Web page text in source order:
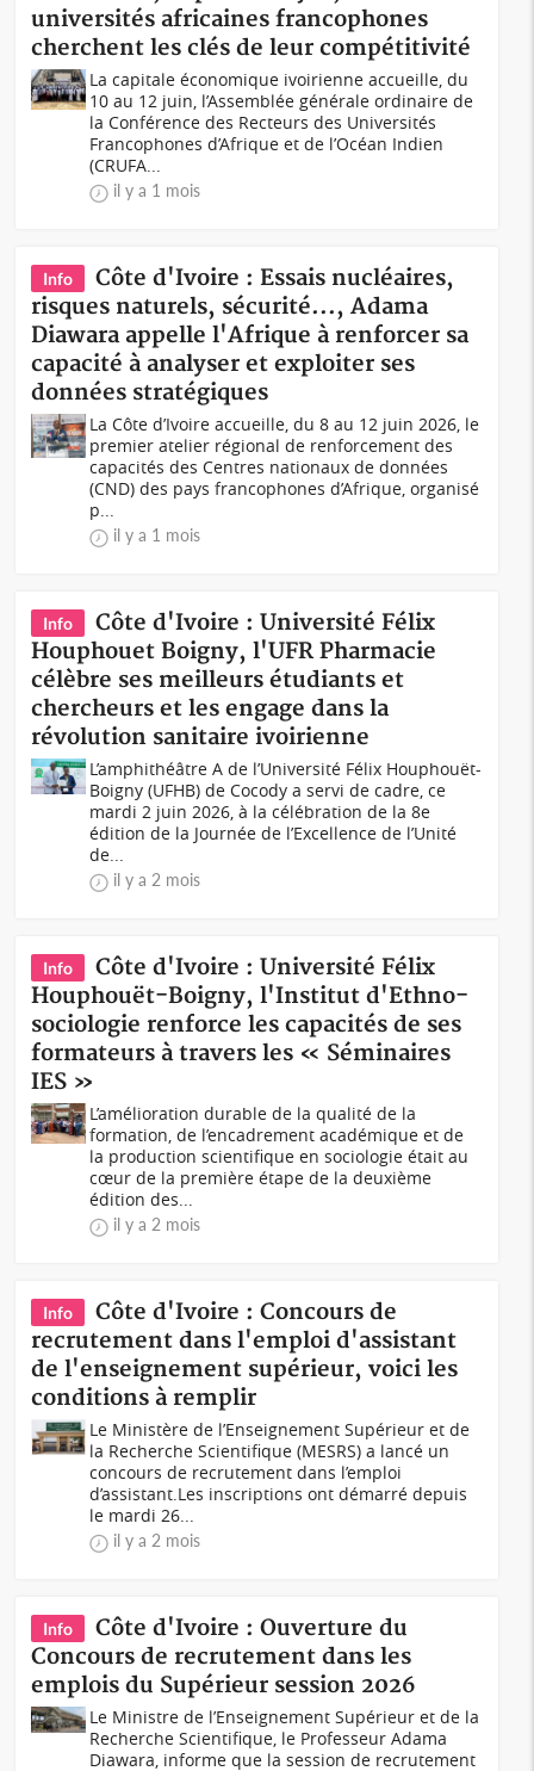
universités africaines francophones
cherchent les clés de leur compétitivité
La capitale économique ivoirienne accueille, du
10 au 12 juin, l’Assemblée générale ordinaire de
la Conférence des Recteurs des Universités
Francophones d’Afrique et de l’Océan Indien
(CRUFA...
il y a 1 mois
Info
Côte d'Ivoire : Essais nucléaires,
risques naturels, sécurité..., Adama
Diawara appelle l'Afrique à renforcer sa
capacité à analyser et exploiter ses
données stratégiques
La Côte d’Ivoire accueille, du 8 au 12 juin 2026, le
premier atelier régional de renforcement des
capacités des Centres nationaux de données
(CND) des pays francophones d’Afrique, organisé
p...
il y a 1 mois
Info
Côte d'Ivoire : Université Félix
Houphouet Boigny, l'UFR Pharmacie
célèbre ses meilleurs étudiants et
chercheurs et les engage dans la
révolution sanitaire ivoirienne
L’amphithéâtre A de l’Université Félix Houphouët-
Boigny (UFHB) de Cocody a servi de cadre, ce
mardi 2 juin 2026, à la célébration de la 8e
édition de la Journée de l’Excellence de l’Unité
de...
il y a 2 mois
Info
Côte d'Ivoire : Université Félix
Houphouët-Boigny, l'Institut d'Ethno-
sociologie renforce les capacités de ses
formateurs à travers les « Séminaires
IES »
L’amélioration durable de la qualité de la
formation, de l’encadrement académique et de
la production scientifique en sociologie était au
cœur de la première étape de la deuxième
édition des...
il y a 2 mois
Info
Côte d'Ivoire : Concours de
recrutement dans l'emploi d'assistant
de l'enseignement supérieur, voici les
conditions à remplir
Le Ministère de l’Enseignement Supérieur et de
la Recherche Scientifique (MESRS) a lancé un
concours de recrutement dans l’emploi
d’assistant.Les inscriptions ont démarré depuis
le mardi 26...
il y a 2 mois
Info
Côte d'Ivoire : Ouverture du
Concours de recrutement dans les
emplois du Supérieur session 2026
Le Ministre de l’Enseignement Supérieur et de la
Recherche Scientifique, le Professeur Adama
Diawara, informe que la session de recrutement